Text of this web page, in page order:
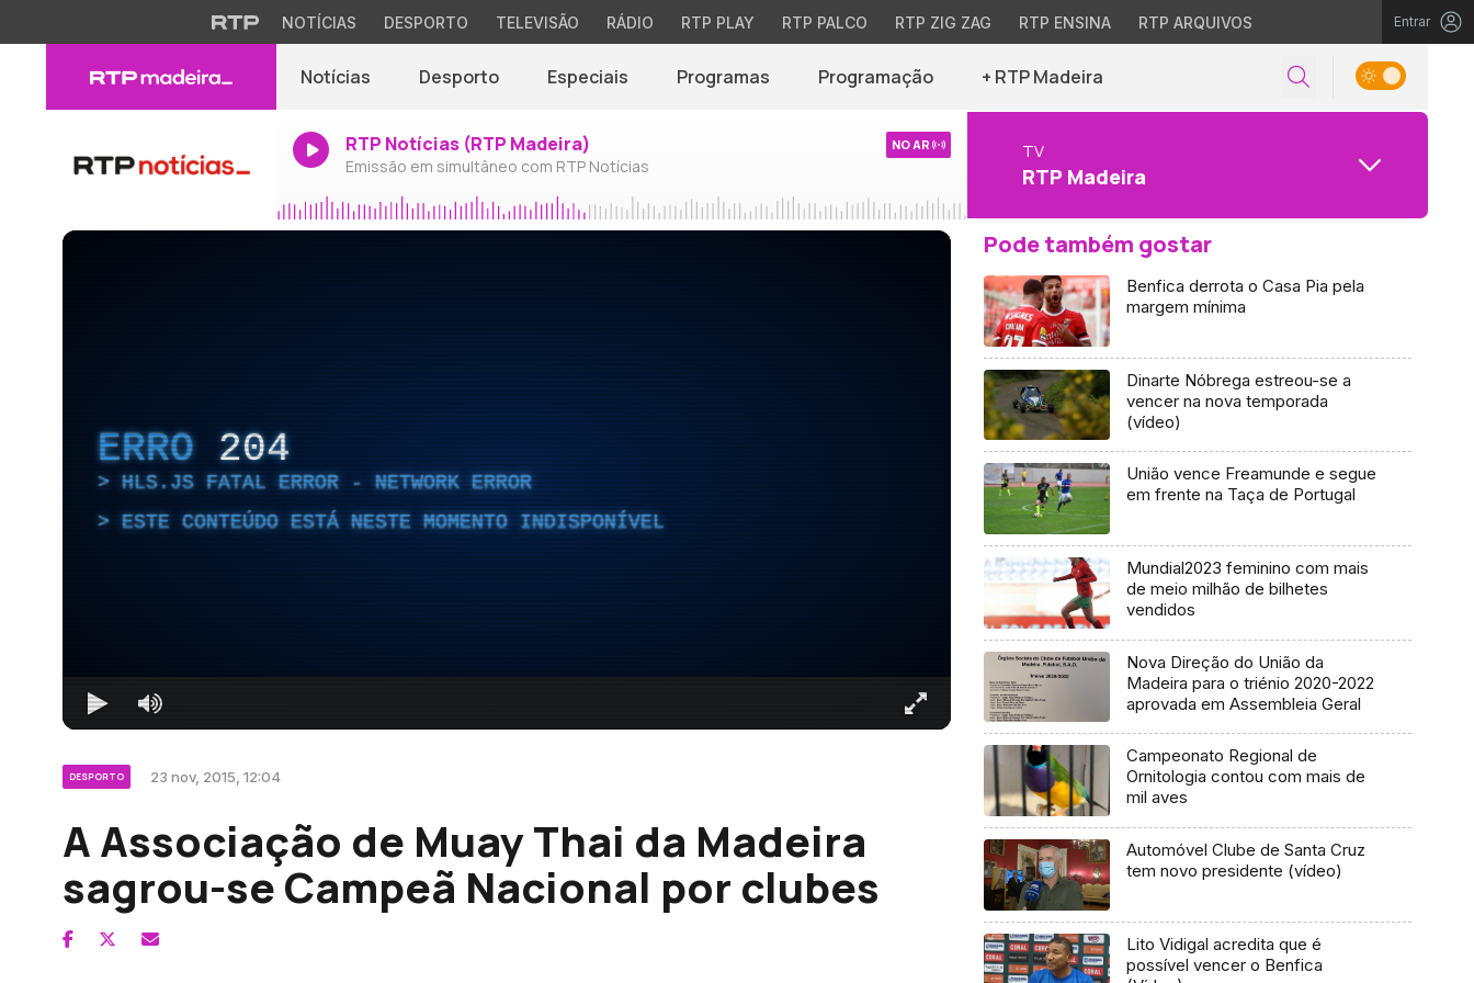
NOTÍCIAS DESPORTO TELEVISÃO RÁDIO RTP PLAY RTP PALCO RTP ZIG ZAG RTP ENSINA RTP ARQUIVOS Entrar
Notícias Desporto Especiais Programas Programação + RTP Madeira
RTP Notícias (RTP Madeira)
Emissão em simultâneo com RTP Notícias
NO AR TV
RTP Madeira
ERRO 204
HLS.JS FATAL ERROR - NETWORK ERROR
ESTE CONTEÚDO ESTÁ NESTE MOMENTO INDISPONÍVEL
DESPORTO 23 nov, 2015, 12:04
A Associação de Muay Thai da Madeira
sagrou-se Campeã Nacional por clubes
Pode também gostar
Benfica derrota o Casa Pia pela
margem mínima
Dinarte Nóbrega estreou-se a
vencer na nova temporada
(vídeo)
União vence Freamunde e segue
em frente na Taça de Portugal
Mundial2023 feminino com mais
de meio milhão de bilhetes
vendidos
Nova Direção do União da
Madeira para o triénio 2020-2022
aprovada em Assembleia Geral
Campeonato Regional de
Ornitologia contou com mais de
mil aves
Automóvel Clube de Santa Cruz
tem novo presidente (vídeo)
Lito Vidigal acredita que é
possível vencer o Benfica